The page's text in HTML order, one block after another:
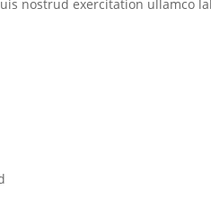
nostrud exercitation ullamco